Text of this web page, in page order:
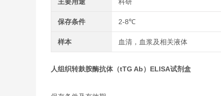
保存条件 2-8℃
样本 血清，血浆及相关液体
人组织转麸胺酶抗体（tTG Ab）ELISA试剂盒